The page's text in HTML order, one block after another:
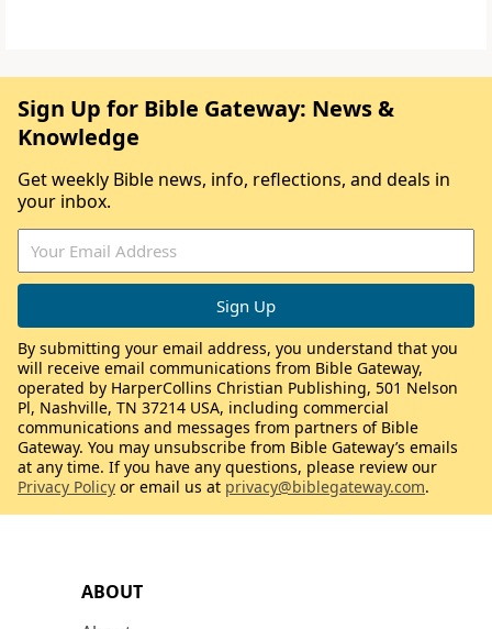
ABOUT
Sign Up for Bible Gateway: News &
Knowledge
Get weekly Bible news, info, reflections, and deals in
your inbox.
By submitting your email address, you understand that you
will receive email communications from Bible Gateway,
operated by HarperCollins Christian Publishing, 501 Nelson
Pl, Nashville, TN 37214 USA, including commercial
communications and messages from partners of Bible
Gateway. You may unsubscribe from Bible Gateway’s emails
at any time. If you have any questions, please review our
Privacy Policy or email us at privacy@biblegateway.com.